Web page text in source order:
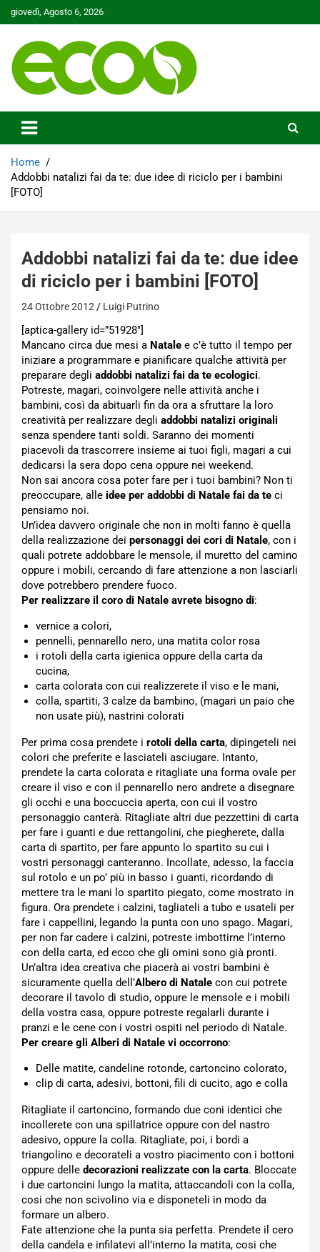
Skip
to
giovedì, Agosto 6, 2026
Ecoo.it
Home
Addobbi natalizi fai da te: due idee di riciclo per i bambini
[FOTO]
Addobbi natalizi fai da te: due idee
di riciclo per i bambini [FOTO]
24 Ottobre 2012 Luigi Putrino
[aptica-gallery id=”51928″]
Mancano circa due mesi a Natale e c’è tutto il tempo per
iniziare a programmare e pianificare qualche attività per
preparare degli addobbi natalizi fai da te ecologici.
Potreste, magari, coinvolgere nelle attività anche i
bambini, così da abituarli fin da ora a sfruttare la loro
creatività per realizzare degli addobbi natalizi originali
senza spendere tanti soldi. Saranno dei momenti
piacevoli da trascorrere insieme ai tuoi figli, magari a cui
dedicarsi la sera dopo cena oppure nei weekend.
Non sai ancora cosa poter fare per i tuoi bambini? Non ti
preoccupare, alle idee per addobbi di Natale fai da te ci
pensiamo noi.
Un’idea davvero originale che non in molti fanno è quella
della realizzazione dei personaggi dei cori di Natale, con i
quali potrete addobbare le mensole, il muretto del camino
oppure i mobili, cercando di fare attenzione a non lasciarli
dove potrebbero prendere fuoco.
Per realizzare il coro di Natale avrete bisogno di:
vernice a colori,
pennelli, pennarello nero, una matita color rosa
i rotoli della carta igienica oppure della carta da
cucina,
carta colorata con cui realizzerete il viso e le mani,
colla, spartiti, 3 calze da bambino, (magari un paio che
non usate più), nastrini colorati
Per prima cosa prendete i rotoli della carta, dipingeteli nei
colori che preferite e lasciateli asciugare. Intanto,
prendete la carta colorata e ritagliate una forma ovale per
creare il viso e con il pennarello nero andrete a disegnare
gli occhi e una boccuccia aperta, con cui il vostro
personaggio canterà. Ritagliate altri due pezzettini di carta
per fare i guanti e due rettangolini, che piegherete, dalla
carta di spartito, per fare appunto lo spartito su cui i
vostri personaggi canteranno. Incollate, adesso, la faccia
sul rotolo e un po’ più in basso i guanti, ricordando di
mettere tra le mani lo spartito piegato, come mostrato in
figura. Ora prendete i calzini, tagliateli a tubo e usateli per
fare i cappellini, legando la punta con uno spago. Magari,
per non far cadere i calzini, potreste imbottirne l’interno
con della carta, ed ecco che gli omini sono già pronti.
Un’altra idea creativa che piacerà ai vostri bambini è
sicuramente quella dell’Albero di Natale con cui potrete
decorare il tavolo di studio, oppure le mensole e i mobili
della vostra casa, oppure potreste regalarli durante i
pranzi e le cene con i vostri ospiti nel periodo di Natale.
Per creare gli Alberi di Natale vi occorrono:
Delle matite, candeline rotonde, cartoncino colorato,
clip di carta, adesivi, bottoni, fili di cucito, ago e colla
Ritagliate il cartoncino, formando due coni identici che
incollerete con una spillatrice oppure con del nastro
adesivo, oppure la colla. Ritagliate, poi, i bordi a
triangolino e decorateli a vostro piacimento con i bottoni
oppure delle decorazioni realizzate con la carta. Bloccate
i due cartoncini lungo la matita, attaccandoli con la colla,
cosi che non scivolino via e disponeteli in modo da
formare un albero.
Fate attenzione che la punta sia perfetta. Prendete il cero
della candela e infilatevi all’interno la matita, cosi che